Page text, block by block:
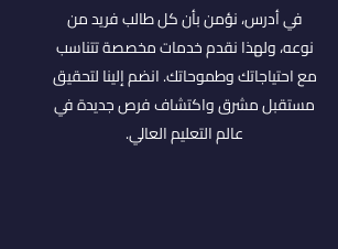
في أدرس، نؤمن بأن كل طالب فريد من
نوعه، ولهذا نقدم خدمات مخصصة تتناسب
مع احتياجاتك وطموحاتك. انضم إلينا لتحقيق
مستقبل مشرق واكتشاف فرص جديدة في
عالم التعليم العالي.